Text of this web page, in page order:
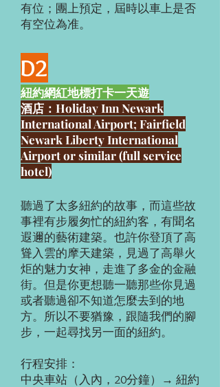
有位；團上預定，屆時以車上是否
有空位為准。
D2
紐約網紅地標打卡一天遊
酒店：Holiday Inn Newark
International Airport; Fairfield
Newark Liberty International
Airport or similar (full service
hotel)
聽過了太多紐約的故事，而這些故
事裡有步履匆忙的紐約客，有聞名
遐邇的藝術建築。也許你登頂了高
聳入雲的摩天建築，見過了高舉火
炬的魅力女神，走進了多金的金融
街。但是你更想聽一聽那些你見過
或者聽過卻不知道怎麼去到的地
方。所以不要猶豫，跟隨我們的腳
步，一起尋找另一面的紐約。
行程安排：
中央車站（入內，20分鐘）→ 紐約